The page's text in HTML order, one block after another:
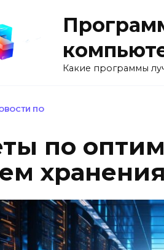
Какие программы
ПО
по